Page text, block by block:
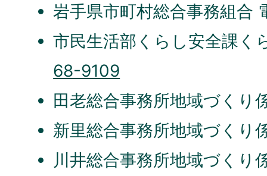
岩手県市町村総合事務組合
市民生活部くらし安全課く
68-9109
田老総合事務所地域づくり
新里総合事務所地域づくり
川井総合事務所地域づくり